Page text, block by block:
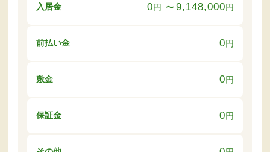
入居金 0円 〜 9,148,000円
前払い金 0円
敷金 0円
保証金 0円